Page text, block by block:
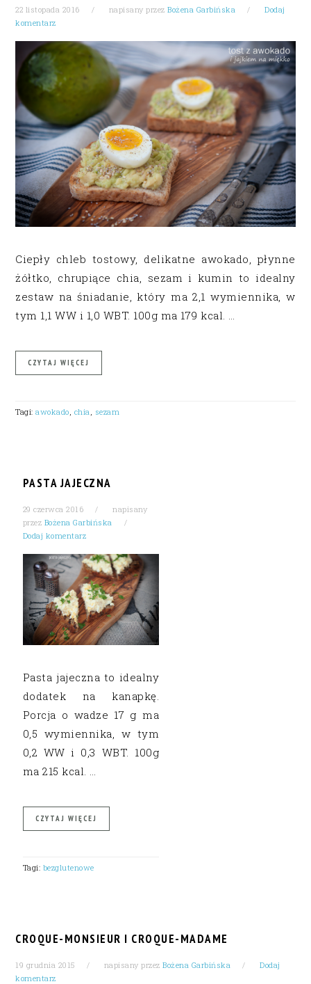
22 listopada 2016 napisany przezBożena Garbińska
Dodaj
komentarz
Ciepły chleb tostowy, delikatne awokado, płynne
żółtko, chrupiące chia, sezam i kumin to idealny
zestaw na śniadanie, który ma 2,1 wymiennika, w
tym 1,1 WW i 1,0 WBT. 100g ma 179 kcal. …
CZYTAJ WIĘCEJ
Tagi:awokado, chia, sezam
PASTA JAJECZNA
29 czerwca 2016
napisany
przez Bożena Garbińska
Dodaj komentarz
Pasta jajeczna to idealny
dodatek na kanapkę.
Porcja o wadze 17 g ma
0,5 wymiennika, w tym
0,2 WW i 0,3 WBT. 100g
ma 215 kcal. …
CZYTAJ WIĘCEJ
Tagi: bezglutenowe
CROQUE-MONSIEUR I CROQUE-MADAME
19 grudnia 2015 napisany przezBożena Garbińska
Dodaj
komentarz